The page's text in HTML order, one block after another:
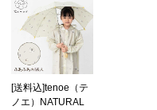
[送料込]tenoe（テ
ノエ）NATURAL